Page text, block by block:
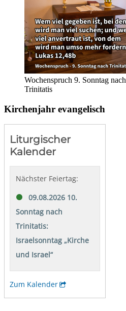
Wochenspruch 9. Sonntag nach
Trinitatis
Kirchenjahr evangelisch